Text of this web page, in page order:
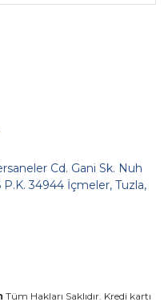
Cd. Gani Sk. Nuh
P.K. 34944 İçmeler, Tuzla,
Tüm Hakları Saklıdır. Kredi kartı